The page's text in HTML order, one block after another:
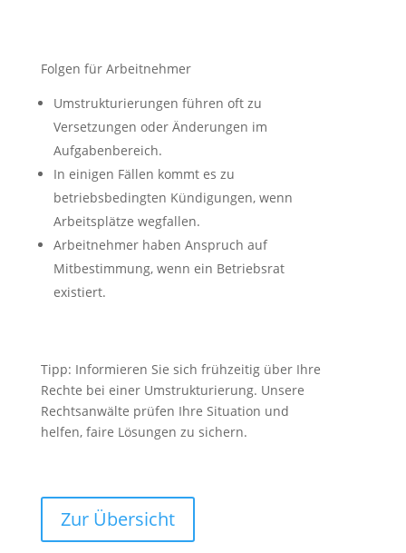
Folgen für Arbeitnehmer
Umstrukturierungen führen oft zu
Versetzungen oder Änderungen im
Aufgabenbereich.
In einigen Fällen kommt es zu
betriebsbedingten Kündigungen, wenn
Arbeitsplätze wegfallen.
Arbeitnehmer haben Anspruch auf
Mitbestimmung, wenn ein Betriebsrat
existiert.
Tipp: Informieren Sie sich frühzeitig über Ihre
Rechte bei einer Umstrukturierung. Unsere
Rechtsanwälte prüfen Ihre Situation und
helfen, faire Lösungen zu sichern.
Zur Übersicht